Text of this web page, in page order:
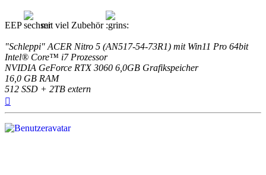
EEP mit viel Zubehör
"Schleppi" ACER Nitro 5 (AN517-54-73R1) mit Win11 Pro 64bit
Intel® Core™ i7 Prozessor
NVIDIA GeForce RTX 3060 6,0GB Grafikspeicher
16,0 GB RAM
512 SSD + 2TB extern